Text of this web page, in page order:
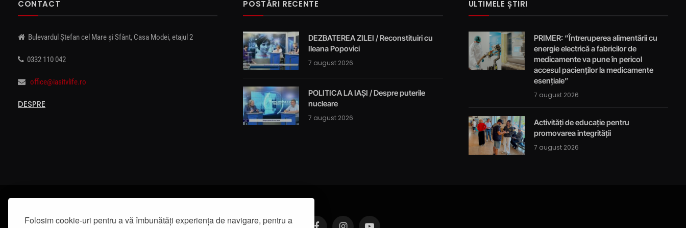
Folosim cookie-uri pentru a vă îmbunătăți experiența de navigare, pentru a
CONTACT
Bulevardul Ștefan cel Mare și Sfânt, Casa Modei, etajul 2
0332 110 042
office@iasitvlife.ro
DESPRE
POSTĂRI RECENTE
DEZBATEREA ZILEI / Reconstituiri cu
Ileana Popovici
7 august 2026
POLITICA LA IAȘI / Despre puterile
nucleare
7 august 2026
ULTIMELE ȘTIRI
PRIMER: “Întreruperea alimentării cu
energie electrică a fabricilor de
medicamente va pune în pericol
accesul pacienților la medicamente
esențiale”
7 august 2026
Activități de educație pentru
promovarea integrității
7 august 2026